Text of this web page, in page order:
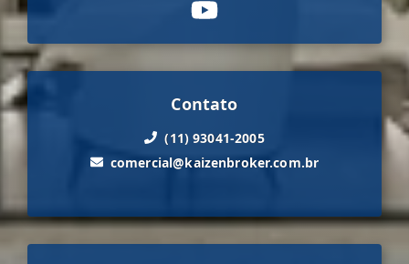
Contato
(11) 93041-2005
comercial@kaizenbroker.com.br